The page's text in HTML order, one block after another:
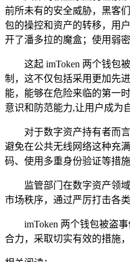
前所未有的安全威胁，黑客
包的操控和资产的转移，用
开了潘多拉的魔盒；使用弱
这起 imToken 两个钱包
制，这不仅包括采用更加先
能，能够在危险来临的第一
意识和防范能力,让用户成为
对于数字资产持有者而
避免在公共无线网络这种充
码、使用多重身份验证等措
监管部门在数字资产领
市场秩序，通过严厉打击各
imToken 两个钱包被盗
合力，采取切实有效的措施